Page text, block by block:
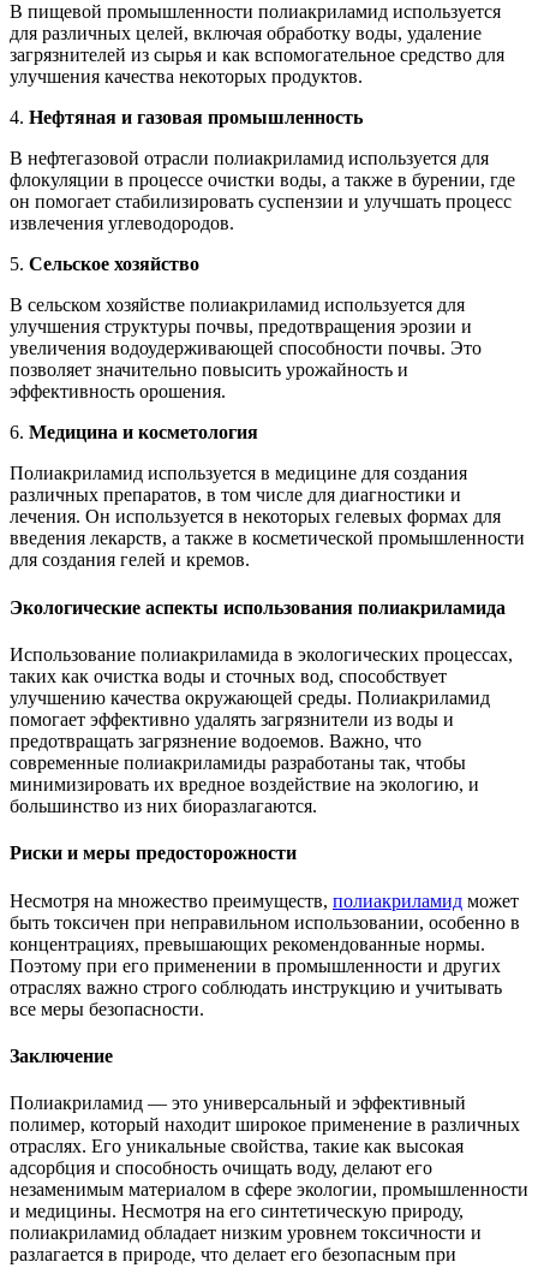
В пищевой промышленности полиакриламид используется
для различных целей, включая обработку воды, удаление
загрязнителей из сырья и как вспомогательное средство для
улучшения качества некоторых продуктов.
4. Нефтяная и газовая промышленность
В нефтегазовой отрасли полиакриламид используется для
флокуляции в процессе очистки воды, а также в бурении, где
он помогает стабилизировать суспензии и улучшать процесс
извлечения углеводородов.
5. Сельское хозяйство
В сельском хозяйстве полиакриламид используется для
улучшения структуры почвы, предотвращения эрозии и
увеличения водоудерживающей способности почвы. Это
позволяет значительно повысить урожайность и
эффективность орошения.
6. Медицина и косметология
Полиакриламид используется в медицине для создания
различных препаратов, в том числе для диагностики и
лечения. Он используется в некоторых гелевых формах для
введения лекарств, а также в косметической промышленности
для создания гелей и кремов.
Экологические аспекты использования полиакриламида
Использование полиакриламида в экологических процессах,
таких как очистка воды и сточных вод, способствует
улучшению качества окружающей среды. Полиакриламид
помогает эффективно удалять загрязнители из воды и
предотвращать загрязнение водоемов. Важно, что
современные полиакриламиды разработаны так, чтобы
минимизировать их вредное воздействие на экологию, и
большинство из них биоразлагаются.
Риски и меры предосторожности
Несмотря на множество преимуществ, полиакриламид может
быть токсичен при неправильном использовании, особенно в
концентрациях, превышающих рекомендованные нормы.
Поэтому при его применении в промышленности и других
отраслях важно строго соблюдать инструкцию и учитывать
все меры безопасности.
Заключение
Полиакриламид — это универсальный и эффективный
полимер, который находит широкое применение в различных
отраслях. Его уникальные свойства, такие как высокая
адсорбция и способность очищать воду, делают его
незаменимым материалом в сфере экологии, промышленности
и медицины. Несмотря на его синтетическую природу,
полиакриламид обладает низким уровнем токсичности и
разлагается в природе, что делает его безопасным при